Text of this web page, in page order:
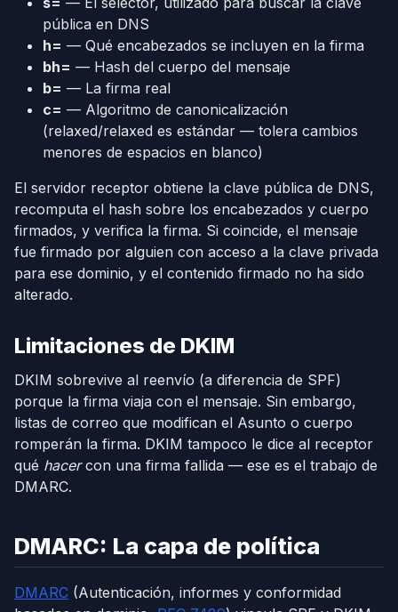
pública en DNS
h= — Qué encabezados se incluyen en la firma
bh= — Hash del cuerpo del mensaje
b= — La firma real
c= — Algoritmo de canonicalización
(relaxed/relaxed es estándar — tolera cambios
menores de espacios en blanco)
El servidor receptor obtiene la clave pública de DNS,
recomputa el hash sobre los encabezados y cuerpo
firmados, y verifica la firma. Si coincide, el mensaje
fue firmado por alguien con acceso a la clave privada
para ese dominio, y el contenido firmado no ha sido
alterado.
Limitaciones de DKIM
DKIM sobrevive al reenvío (a diferencia de SPF)
porque la firma viaja con el mensaje. Sin embargo,
listas de correo que modifican el Asunto o cuerpo
romperán la firma. DKIM tampoco le dice al receptor
qué hacercon una firma fallida — ese es el trabajo de
DMARC.
DMARC: La capa de política
DMARC (Autenticación, informes y conformidad